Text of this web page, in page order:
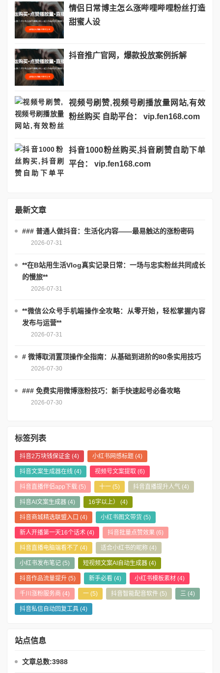
情侣日常博主怎么涨哔哩哔哩粉丝打造
甜蜜人设
抖音推广官网，爆款投放案例拆解
视频号刷赞,视频号刷播放量网站,有效
粉丝购买 自助平台： vip.fen168.com
抖音1000粉丝购买,抖音刷赞自助下单
平台： vip.fen168.com
最新文章
### 普通人做抖音：生活化内容——最易触达的涨粉密码
2026-07-31
**在B站用生活Vlog真实记录日常：一场与忠实粉丝共同成长
的慢旅**
2026-07-31
**微信公众号手机端操作全攻略：从零开始，轻松掌握内容
发布与运营**
2026-07-31
# 微博取消置顶操作全指南：从基础到进阶的80条实用技巧
2026-07-30
### 免费实用微博涨粉技巧：新手快速起号必备攻略
2026-07-30
标签列表
抖音2万块钱保证金 (4) 小红书网感标题 (4)
抖音文案生成器在线 (4) 视频号文案提取 (6)
抖音直播伴侣app下载 (5) 十一 (5) 抖音直播提升人气 (4)
抖音AI文案生成器 (4) 16字以上） (4)
抖音商城精选联盟入口 (4) 小红书图文带货 (5)
新人开播第一天16个话术 (4) 抖音批量点赞效果 (6)
抖音直播电脑端看不了 (4) 适合小红书的昵称 (4)
小红书发布笔记 (5) 短视频文案AI自动生成器 (4)
抖音作品流量提升 (5) 新手必看 (4) 小红书模板素材 (4)
千川涨粉服务商 (4) 一 (5) 抖音智能配音软件 (5) 三 (4)
抖音私信自动回复工具 (4)
站点信息
文章总数:3988